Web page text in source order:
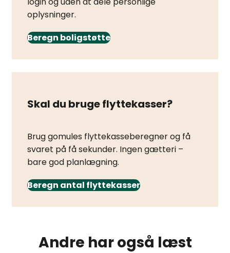
oplysninger.
Beregn boligstøtte
Skal du bruge flyttekasser?
Brug gomules flyttekasseberegner og få
svaret på få sekunder. Ingen gætteri –
bare god planlægning.
Beregn antal flyttekasser
Andre har også læst